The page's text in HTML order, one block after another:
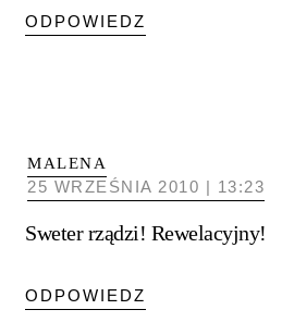
ODPOWIEDZ
MALENA
25 WRZEŚNIA 2010 | 13:23
Sweter rządzi! Rewelacyjny!
ODPOWIEDZ